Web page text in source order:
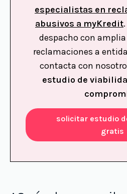
especialistas en
abusivos a myKredit
despacho con
reclamaciones a
contacta con
estudio de
solicitar estudio
gratis